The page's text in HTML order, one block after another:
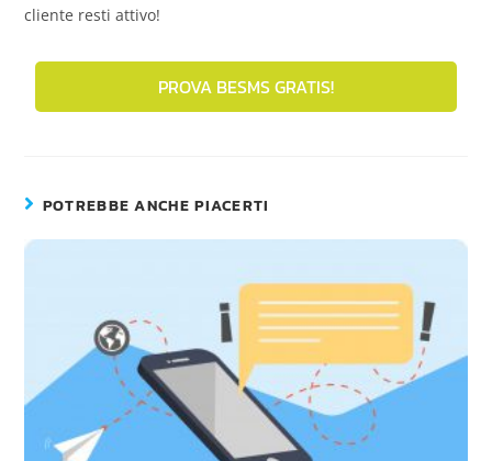
cliente resti attivo!
PROVA BESMS GRATIS!
POTREBBE ANCHE PIACERTI